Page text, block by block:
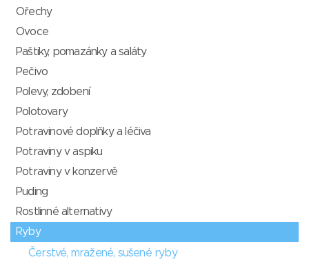
Ořechy
Ovoce
Paštiky, pomazánky a saláty
Pečivo
Polevy, zdobení
Polotovary
Potravinové doplňky a léčiva
Potraviny v aspiku
Potraviny v konzervě
Puding
Rostlinné alternativy
Ryby
Čerstvé, mražené, sušené ryby